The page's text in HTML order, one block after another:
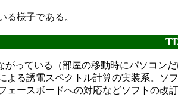
様子である。
っている（部屋の移動時にパソコン
よる誘電スペクトル計算の実装系。ソ
ェースボードへの対応などソフトの